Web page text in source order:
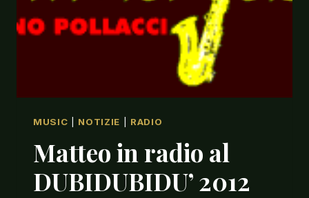
MUSIC NOTIZIE RADIO
Matteo in radio al
DUBIDUBIDU’ 2012